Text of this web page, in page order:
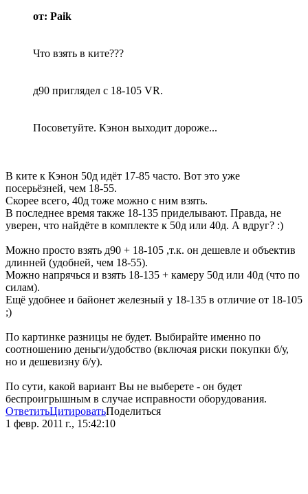
от: Paik
Что взять в ките???
д90 приглядел с 18-105 VR.
Посоветуйте. Кэнон выходит дороже...
В ките к Кэнон 50д идёт 17-85 часто. Вот это уже
посерьёзней, чем 18-55.
Скорее всего, 40д тоже можно с ним взять.
В последнее время также 18-135 приделывают. Правда, не
уверен, что найдёте в комплекте к 50д или 40д. А вдруг? :)
Можно просто взять д90 + 18-105 ,т.к. он дешевле и объектив
длинней (удобней, чем 18-55).
Можно напрячься и взять 18-135 + камеру 50д или 40д (что по
силам).
Ещё удобнее и байонет железный у 18-135 в отличие от 18-105
;)
По картинке разницы не будет. Выбирайте именно по
соотношению деньги/удобство (включая риски покупки б/у,
но и дешевизну б/у).
По сути, какой вариант Вы не выберете - он будет
беспроигрышным в случае исправности оборудования.
ОтветитьЦитироватьПоделиться
1 февр. 2011 г., 15:42:10